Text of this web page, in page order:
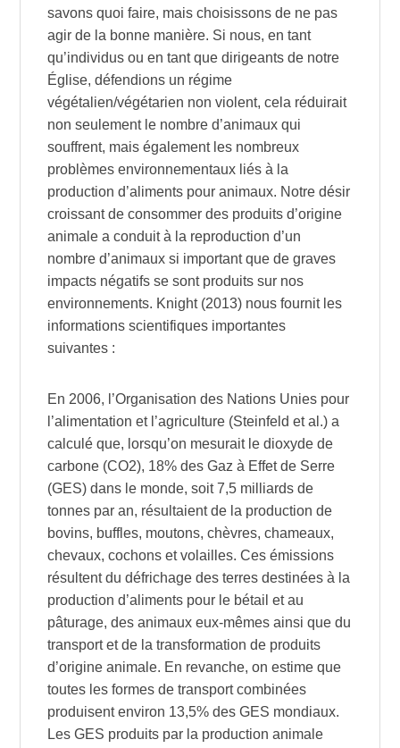
savons quoi faire, mais choisissons de ne pas
agir de la bonne manière. Si nous, en tant
qu’individus ou en tant que dirigeants de notre
Église, défendions un régime
végétalien/végétarien non violent, cela réduirait
non seulement le nombre d’animaux qui
souffrent, mais également les nombreux
problèmes environnementaux liés à la
production d’aliments pour animaux. Notre désir
croissant de consommer des produits d’origine
animale a conduit à la reproduction d’un
nombre d’animaux si important que de graves
impacts négatifs se sont produits sur nos
environnements. Knight (2013) nous fournit les
informations scientifiques importantes
suivantes :
En 2006, l’Organisation des Nations Unies pour
l’alimentation et l’agriculture (Steinfeld et al.) a
calculé que, lorsqu’on mesurait le dioxyde de
carbone (CO2), 18% des Gaz à Effet de Serre
(GES) dans le monde, soit 7,5 milliards de
tonnes par an, résultaient de la production de
bovins, buffles, moutons, chèvres, chameaux,
chevaux, cochons et volailles. Ces émissions
résultent du défrichage des terres destinées à la
production d’aliments pour le bétail et au
pâturage, des animaux eux-mêmes ainsi que du
transport et de la transformation de produits
d’origine animale. En revanche, on estime que
toutes les formes de transport combinées
produisent environ 13,5% des GES mondiaux.
Les GES produits par la production animale